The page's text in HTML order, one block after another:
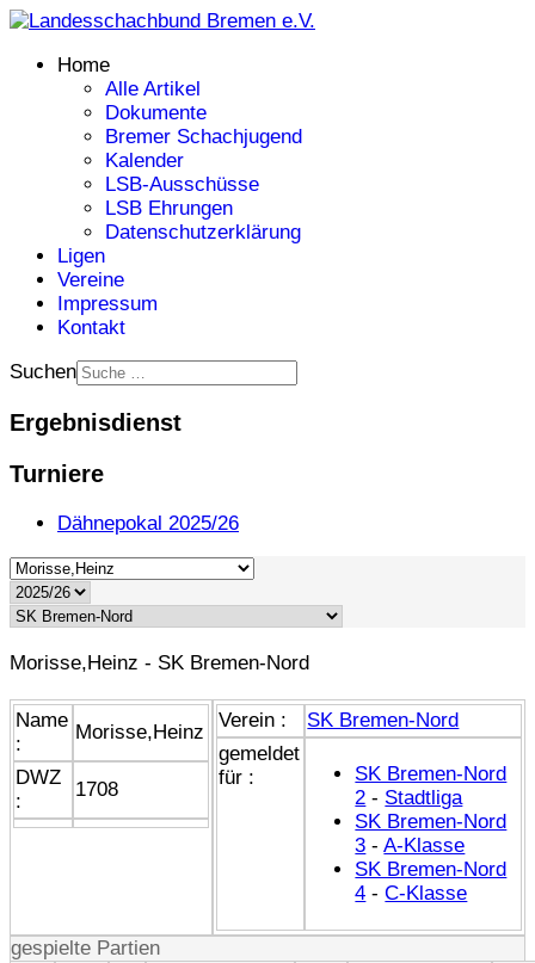
Home
Alle Artikel
Dokumente
Bremer Schachjugend
Kalender
LSB-Ausschüsse
LSB Ehrungen
Datenschutzerklärung
Ligen
Vereine
Impressum
Kontakt
Suchen
Ergebnisdienst
Turniere
Dähnepokal 2025/26
Morisse,Heinz - SK Bremen-Nord
Name
:
Morisse,Heinz
DWZ
:
1708
Verein :
SK Bremen-Nord
gemeldet
für :
SK Bremen-Nord
2 - Stadtliga
SK Bremen-Nord
3 -A-Klasse
SK Bremen-Nord
4 -C-Klasse
gespielte Partien